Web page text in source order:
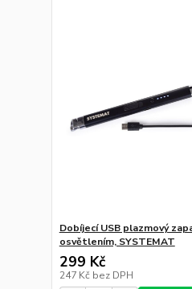
Dobíjecí USB plazmový
osvětlením, SYSTEMAT
299 Kč
247 Kč bez DPH